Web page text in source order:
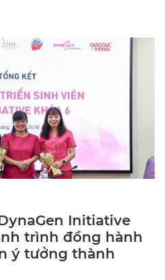
Initiative
trình đồng hành
ý tưởng thành